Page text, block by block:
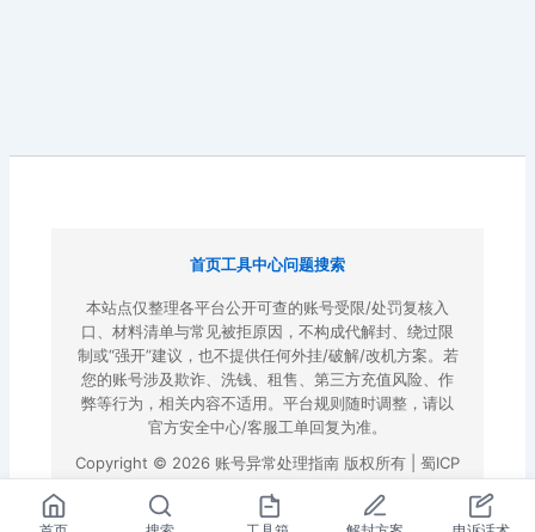
首页工具中心问题搜索
本站点仅整理各平台公开可查的账号受限/处罚复核入
口、材料清单与常见被拒原因，不构成代解封、绕过限
制或“强开”建议，也不提供任何外挂/破解/改机方案。若
您的账号涉及欺诈、洗钱、租售、第三方充值风险、作
弊等行为，相关内容不适用。平台规则随时调整，请以
官方安全中心/客服工单回复为准。
Copyright © 2026 账号异常处理指南 版权所有 | 蜀ICP